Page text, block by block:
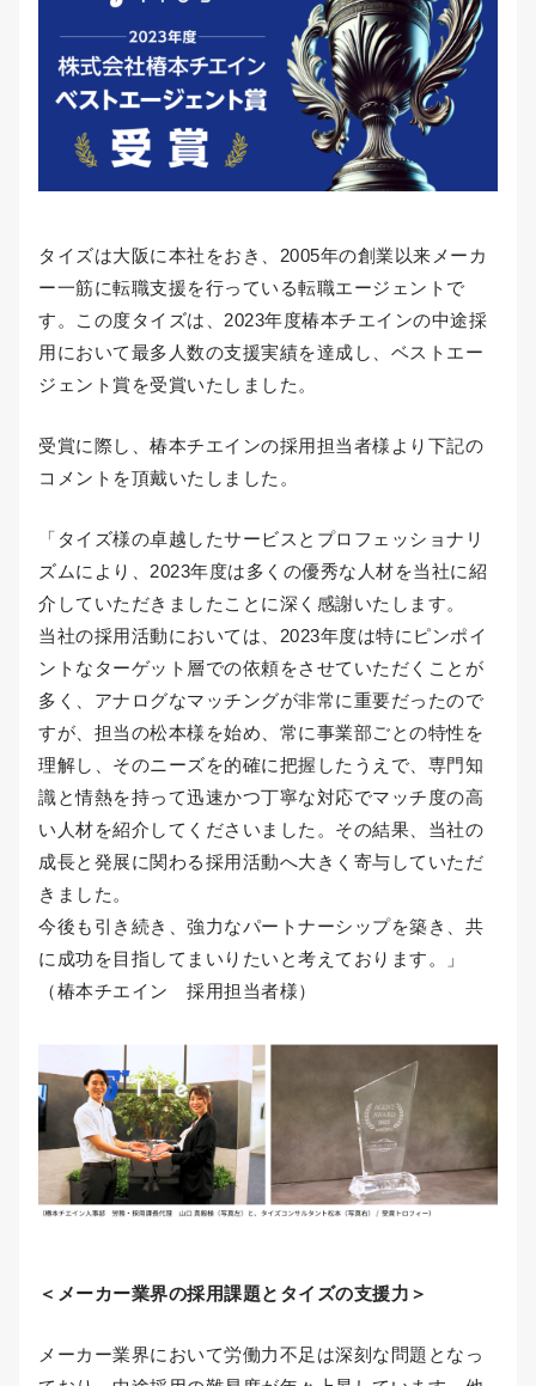
タイズは大阪に本社をおき、2005年の創業以来メーカ
ー一筋に転職支援を行っている転職エージェントで
す。この度タイズは、2023年度椿本チエインの中途採
用において最多人数の支援実績を達成し、ベストエー
ジェント賞を受賞いたしました。
受賞に際し、椿本チエインの採用担当者様より下記の
コメントを頂戴いたしました。
「タイズ様の卓越したサービスとプロフェッショナリ
ズムにより、2023年度は多くの優秀な人材を当社に紹
介していただきましたことに深く感謝いたします。
当社の採用活動においては、2023年度は特にピンポイ
ントなターゲット層での依頼をさせていただくことが
多く、アナログなマッチングが非常に重要だったので
すが、担当の松本様を始め、常に事業部ごとの特性を
理解し、そのニーズを的確に把握したうえで、専門知
識と情熱を持って迅速かつ丁寧な対応でマッチ度の高
い人材を紹介してくださいました。その結果、当社の
成長と発展に関わる採用活動へ大きく寄与していただ
きました。
今後も引き続き、強力なパートナーシップを築き、共
に成功を目指してまいりたいと考えております。」
（椿本チエイン 採用担当者様）
＜メーカー業界の採用課題とタイズの支援力＞
メーカー業界において労働力不足は深刻な問題となっ